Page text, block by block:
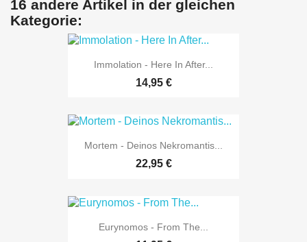
16 andere Artikel in der gleichen
Kategorie:
Immolation - Here In After...
14,95 €
Mortem - Deinos Nekromantis...
22,95 €
Eurynomos - From The...